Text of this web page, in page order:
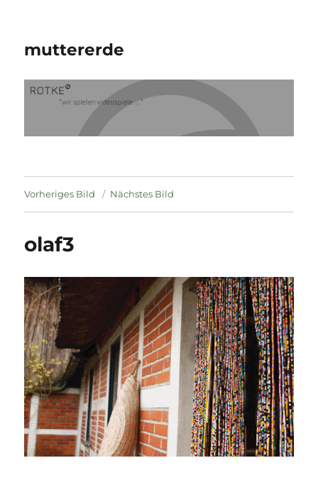
muttererde
Vorheriges Bild Nächstes Bild
olaf3